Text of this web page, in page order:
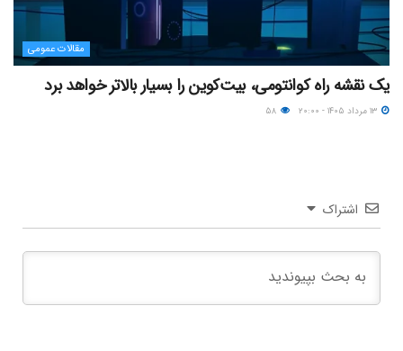
مقالات عمومی
یک نقشه راه کوانتومی، بیت‌کوین را بسیار بالاتر خواهد برد
اشتراک